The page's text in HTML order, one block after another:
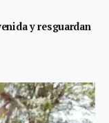
y resguardan